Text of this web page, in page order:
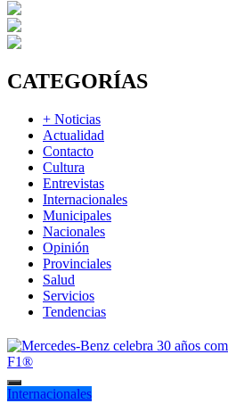
CATEGORÍAS
+ Noticias
Actualidad
Contacto
Cultura
Entrevistas
Internacionales
Municipales
Nacionales
Opinión
Provinciales
Salud
Servicios
Tendencias
Internacionales